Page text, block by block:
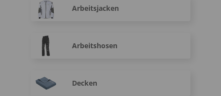
Arbeitsjacken
Arbeitshosen
Decken